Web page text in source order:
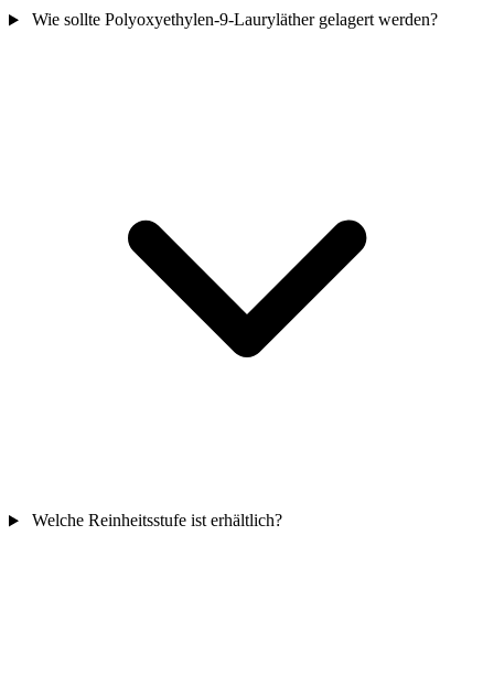
Wie sollte Polyoxyethylen-9-Lauryläther gelagert werden?
Welche Reinheitsstufe ist erhältlich?